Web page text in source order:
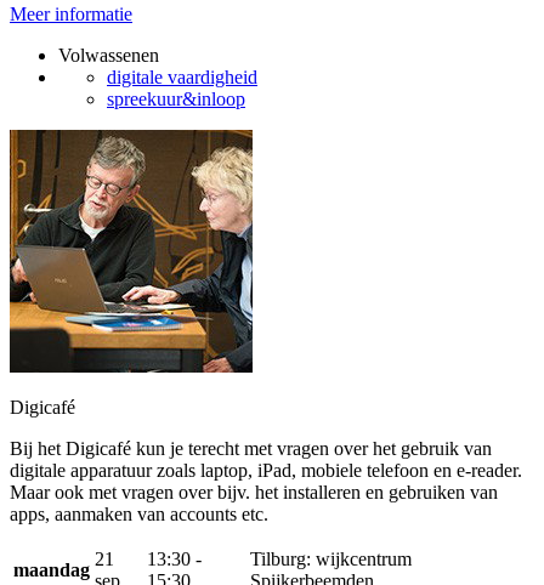
Meer informatie
Volwassenen
digitale vaardigheid
spreekuur&inloop
Digicafé
Bij het Digicafé kun je terecht met vragen over het gebruik van
digitale apparatuur zoals laptop, iPad, mobiele telefoon en e-reader.
Maar ook met vragen over bijv. het installeren en gebruiken van
apps, aanmaken van accounts etc.
maandag
21
sep
13:30 -
15:30
Tilburg: wijkcentrum
Spijkerbeemden